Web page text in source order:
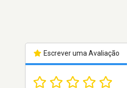
Escrever uma Avaliação